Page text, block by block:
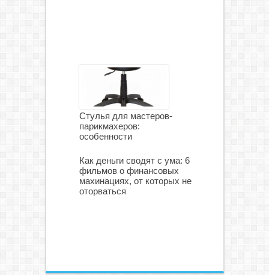
Стулья для мастеров-
парикмахеров:
особенности
Как деньги сводят с ума: 6
фильмов о финансовых
махинациях, от которых не
оторваться